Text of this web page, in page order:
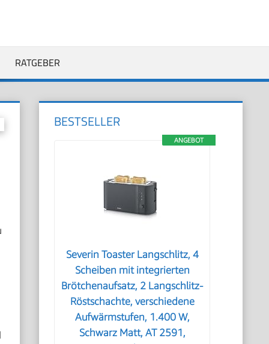
RATGEBER
BESTSELLER
ANGEBOT
Severin Toaster Langschlitz, 4
Scheiben mit integrierten
Brötchenaufsatz, 2 Langschlitz-
Röstschachte, verschiedene
Aufwärmstufen, 1.400 W,
Schwarz Matt, AT 2591,